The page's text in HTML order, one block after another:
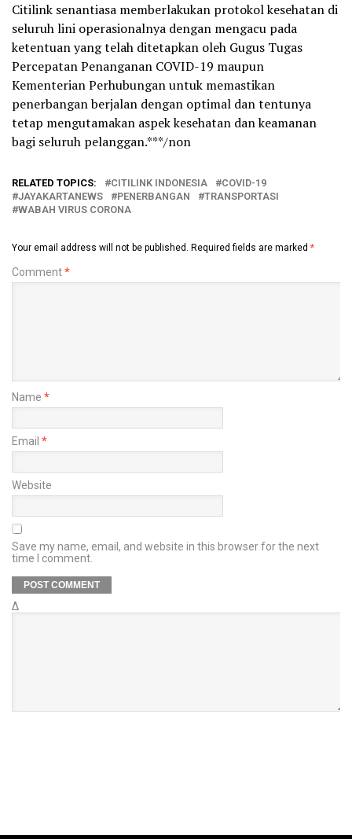
Citilink senantiasa memberlakukan protokol kesehatan di
seluruh lini operasionalnya dengan mengacu pada
ketentuan yang telah ditetapkan oleh Gugus Tugas
Percepatan Penanganan COVID-19 maupun
Kementerian Perhubungan untuk memastikan
penerbangan berjalan dengan optimal dan tentunya
tetap mengutamakan aspek kesehatan dan keamanan
bagi seluruh pelanggan.***/non
RELATED TOPICS: CITILINK INDONESIA
COVID-19
JAYAKARTANEWS
PENERBANGAN
TRANSPORTASI
WABAH VIRUS CORONA
Your email address will not be published. Required fields are marked *
Comment*
Name *
Email *
Website
Save my name, email, and website in this browser for the next
time I comment.
Δ